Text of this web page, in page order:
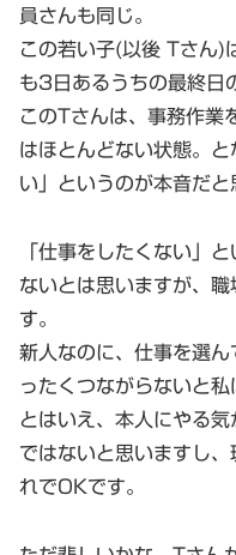
員さんも同じ。
この若い子(以後 Tさん)
も3日あるうちの最終日
このTさんは、事務作業
はほとんどない状態。
い」というのが本音だと
「仕事をしたくない」
ないとは思いますが、
す。
新人なのに、仕事を選
ったくつながらないと私
とはいえ、本人にやる
ではないと思いますし
れでOKです。